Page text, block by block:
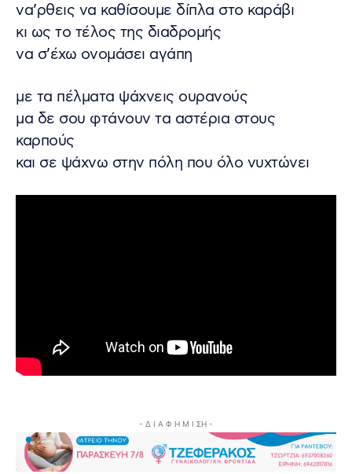
να’ρθεις να καθίσουμε δίπλα στο καράβι
κι ως το τέλος της διαδρομής
να σ’έχω ονομάσει αγάπη
με τα πέλματα ψάχνεις ουρανούς
μα δε σου φτάνουν τα αστέρια στους
καρπούς
και σε ψάχνω στην πόλη που όλο νυχτώνει
- Δ Ι Α Φ Η Μ Ι ΣΗ -